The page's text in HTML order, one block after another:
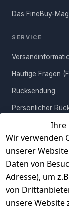
Funktion in sich
Ihre
Wir verwenden
unserer
Daten von
Adresse), um
von
unsere Website
Das FineBuy-
SERVICE
Häufige Fragen
Rücksendung
Persönlicher
Erfahrungen
Vertrag
Widerrufsrecht